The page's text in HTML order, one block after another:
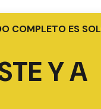
COMPLETO ES
Y A